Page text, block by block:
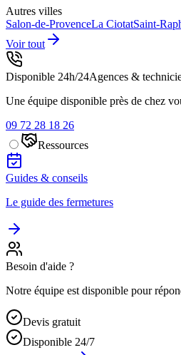
Autres villes
Salon-de-ProvenceLa CiotatSaint-
Voir tout
Disponible 24h/24Agences &
Une équipe disponible près de chez
09 72 28 18 26
Ressources
Guides & conseils
Le guide des fermetures
Besoin d'aide ?
Notre équipe est disponible pour
Devis gratuit
Disponible 24/7